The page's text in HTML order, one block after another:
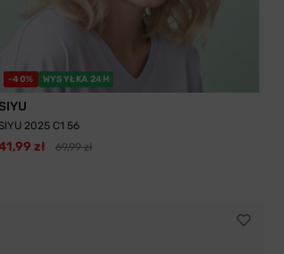
-40% WYSYŁKA 24H
SIYU 2025 C1 56
zł 69,99 zł